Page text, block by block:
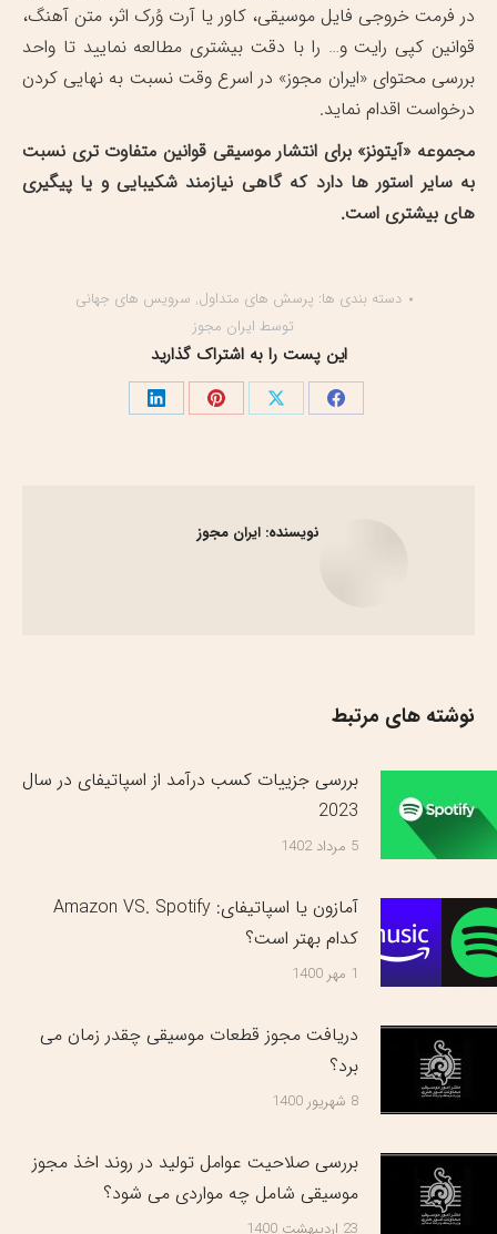
در فرمت خروجی فایل موسیقی، کاور یا آرت وُرک اثر، متن آهنگ،
قوانین کپی رایت و… را با دقت بیشتری مطالعه نمایید تا واحد
بررسی محتوای «ایران مجوز» در اسرع وقت نسبت به نهایی کردن
درخواست اقدام نماید.
مجموعه «آیتونز» برای انتشار موسیقی قوانین متفاوت تری نسبت
به سایر استور ها دارد که گاهی نیازمند شکیبایی و یا پیگیری
های بیشتری است.
دسته بندی ها: پرسش های متداول, سرویس های جهانی
توسط ایران مجوز
این پست را به اشتراک گذارید
اشتراک اشتراک اشتراک اشتراک
نویسنده: ایران مجوز
نوشته های مرتبط
بررسی جزییات کسب درآمد از اسپاتیفای در سال
2023
5 مرداد 1402
آمازون یا اسپاتیفای: Amazon VS. Spotify
کدام بهتر است؟
1 مهر 1400
دریافت مجوز قطعات موسیقی چقدر زمان می
برد؟
8 شهریور 1400
بررسی صلاحیت عوامل تولید در روند اخذ مجوز
موسیقی شامل چه مواردی می شود؟
23 اردیبهشت 1400